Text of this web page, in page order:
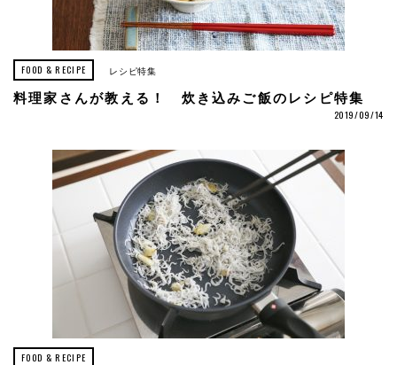
FOOD & RECIPE レシピ特集
料理家さんが教える！ 炊き込みご飯のレシピ特集
2019/09/14
FOOD & RECIPE